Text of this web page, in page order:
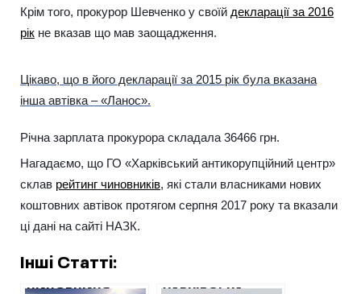
Крім того, прокурор Шевченко у своїй декларації за 2016
рік не вказав що мав заощадження.
Цікаво, що в його декларації за 2015 рік була вказана
інша автівка – «Ланос».
Річна зарплата прокурора складала 36466 грн.
Нагадаємо, що ГО «Харківський антикорупційний центр»
склав рейтинг чиновників, які стали власниками нових
коштовних автівок протягом серпня 2017 року та вказали
ці дані на сайті НАЗК.
Інші Статті: